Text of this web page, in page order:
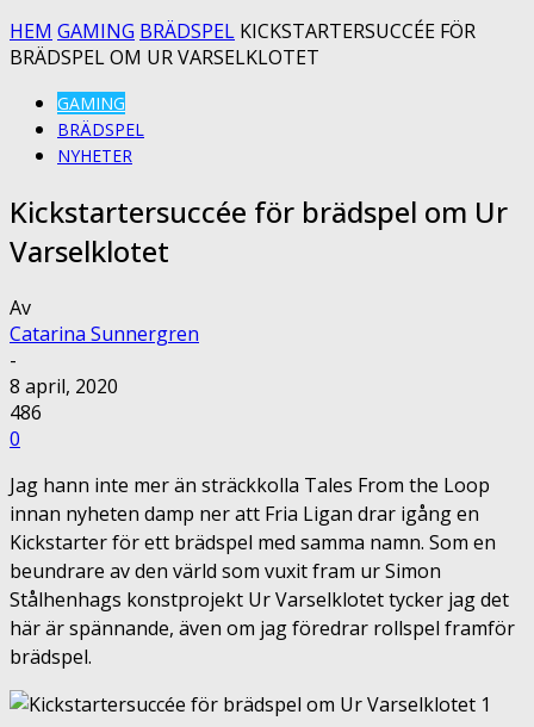
HEM GAMING BRÄDSPEL KICKSTARTERSUCCÉE FÖR
BRÄDSPEL OM UR VARSELKLOTET
GAMING
BRÄDSPEL
NYHETER
Kickstartersuccée för brädspel om Ur
Varselklotet
Av
Catarina Sunnergren
-
8 april, 2020
486
0
Jag hann inte mer än sträckkolla Tales From the Loop
innan nyheten damp ner att Fria Ligan drar igång en
Kickstarter för ett brädspel med samma namn. Som en
beundrare av den värld som vuxit fram ur Simon
Stålhenhags konstprojekt Ur Varselklotet tycker jag det
här är spännande, även om jag föredrar rollspel framför
brädspel.